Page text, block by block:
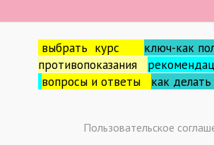
выбрать курс ключ-как
противопоказания
вопросы и ответы как
Пользовательское